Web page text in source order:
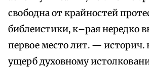
свободна от крайностей
библеистики, к–рая нередко
первое место лит. — историч.
ущерб духовному